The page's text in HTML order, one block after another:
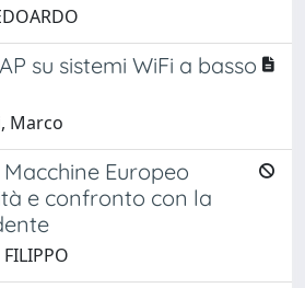
su sistemi WiFi a basso
Marco
Europeo
e confronto con la